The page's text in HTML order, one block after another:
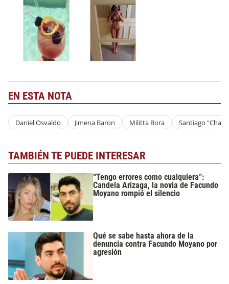
EN ESTA NOTA
Daniel Osvaldo Jimena Baron Militta Bora Santiago
TAMBIÉN TE PUEDE INTERESAR
“Tengo errores como cualquiera”:
Candela Arizaga, la novia de Facundo
Moyano rompió el silencio
Qué se sabe hasta ahora de la
denuncia contra Facundo Moyano por
agresión